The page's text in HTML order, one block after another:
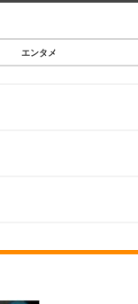
グルメ
エンタメ